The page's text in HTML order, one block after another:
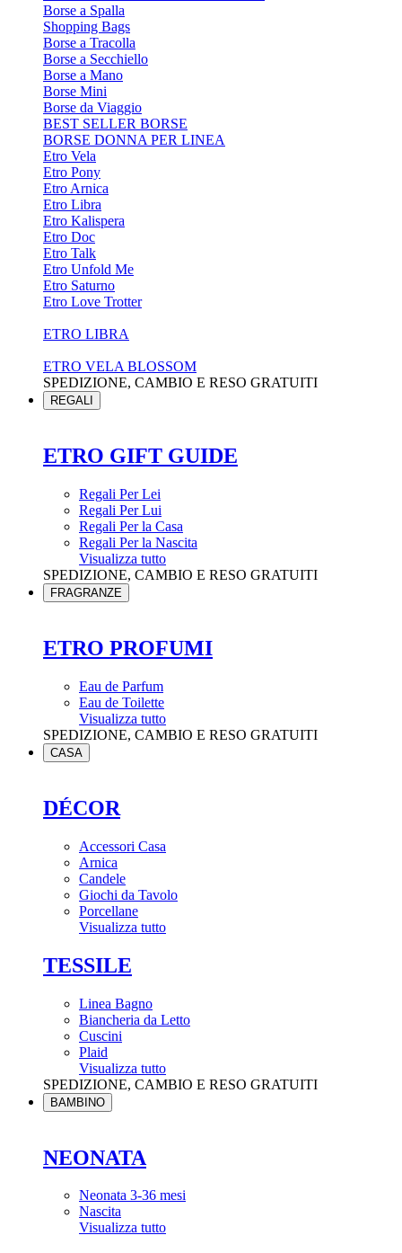
Borse a Spalla
Shopping Bags
Borse a Tracolla
Borse a Secchiello
Borse a Mano
Borse Mini
Borse da Viaggio
BEST SELLER BORSE
BORSE DONNA PER LINEA
Etro Vela
Etro Pony
Etro Arnica
Etro Libra
Etro Kalispera
Etro Doc
Etro Talk
Etro Unfold Me
Etro Saturno
Etro Love Trotter
ETRO LIBRA
ETRO VELA BLOSSOM
SPEDIZIONE, CAMBIO E RESO GRATUITI
REGALI
ETRO GIFT GUIDE
Regali Per Lei
Regali Per Lui
Regali Per la Casa
Regali Per la Nascita
Visualizza tutto
SPEDIZIONE, CAMBIO E RESO GRATUITI
FRAGRANZE
ETRO PROFUMI
Eau de Parfum
Eau de Toilette
Visualizza tutto
SPEDIZIONE, CAMBIO E RESO GRATUITI
CASA
DÉCOR
Accessori Casa
Arnica
Candele
Giochi da Tavolo
Porcellane
Visualizza tutto
TESSILE
Linea Bagno
Biancheria da Letto
Cuscini
Plaid
Visualizza tutto
SPEDIZIONE, CAMBIO E RESO GRATUITI
BAMBINO
NEONATA
Neonata 3-36 mesi
Nascita
Visualizza tutto